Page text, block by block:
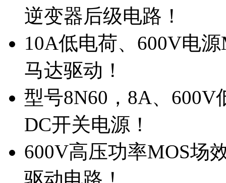
逆变器后级电路！
10A低电荷、600V电
马达驱动！
型号8N60，8A、
DC开关电源！
600V高压功率MOS场